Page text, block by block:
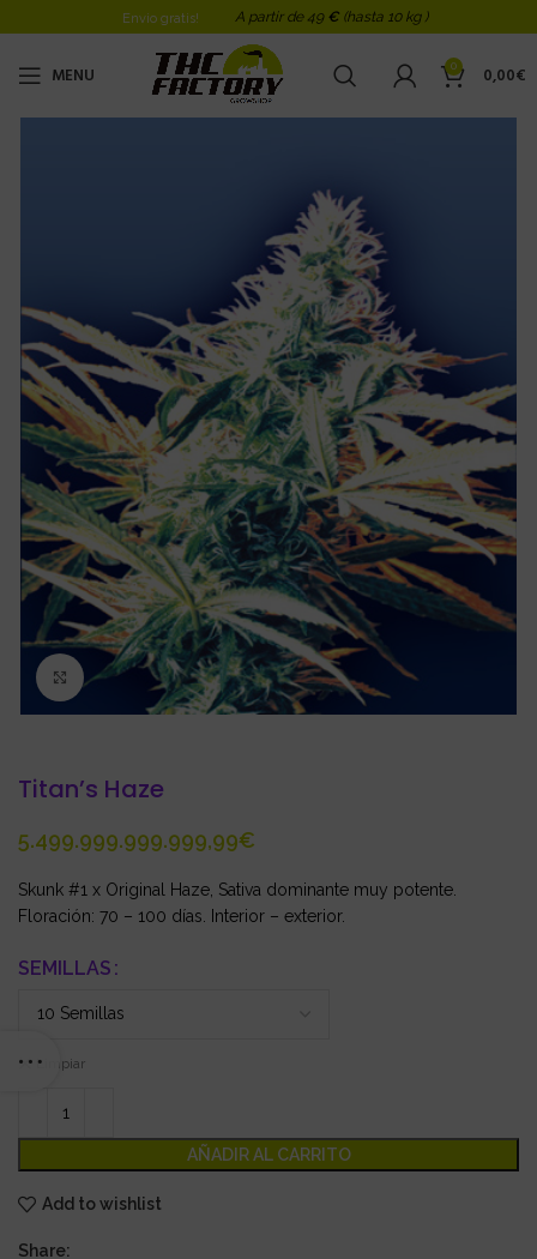
Envio gratis! A partir de 49 € (hasta 10 kg )
MENU 0 0,00€
Click to enlarge
Titan’s Haze
€
Skunk #1 x Original Haze, Sativa dominante muy potente.
Floración: 70 – 100 días. Interior – exterior.
SEMILLAS
Limpiar
AÑADIR AL CARRITO
Add to wishlist
Share: